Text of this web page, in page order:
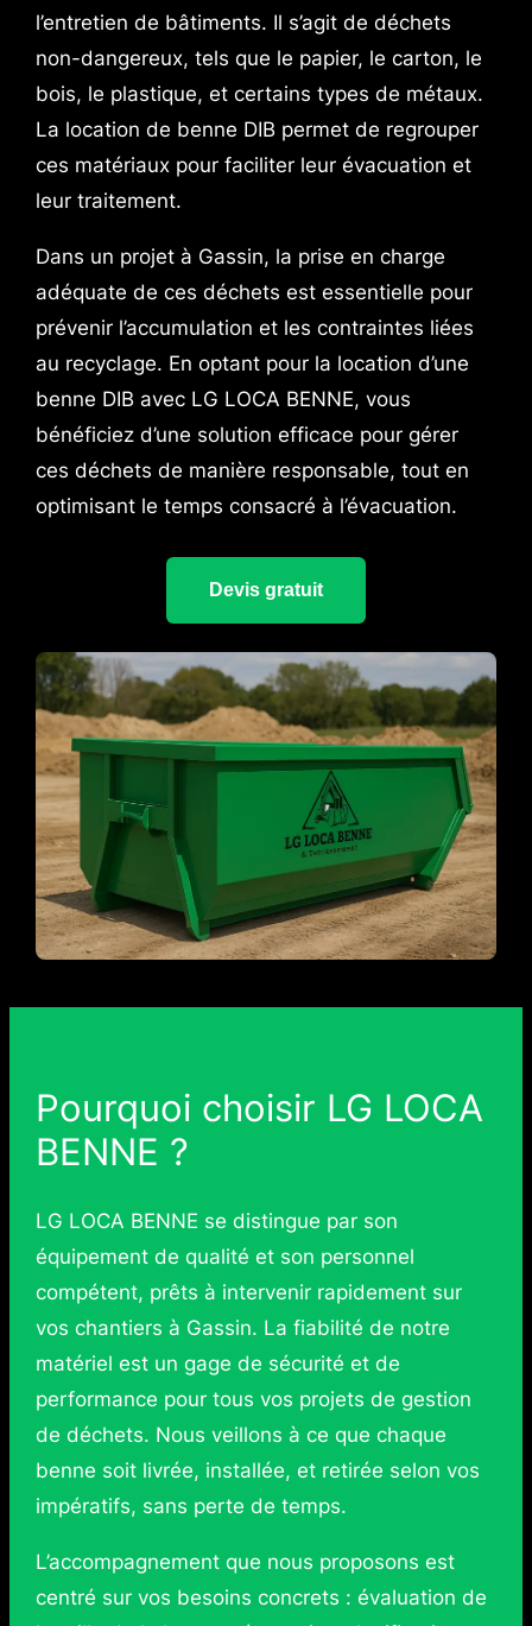
l’entretien de bâtiments. Il s’agit de déchets
non-dangereux, tels que le papier, le carton, le
bois, le plastique, et certains types de métaux.
La location de benne DIB permet de regrouper
ces matériaux pour faciliter leur évacuation et
leur traitement.
Dans un projet à Gassin, la prise en charge
adéquate de ces déchets est essentielle pour
prévenir l’accumulation et les contraintes liées
au recyclage. En optant pour la location d’une
benne DIB avec LG LOCA BENNE, vous
bénéficiez d’une solution efficace pour gérer
ces déchets de manière responsable, tout en
optimisant le temps consacré à l’évacuation.
Devis gratuit
Pourquoi choisir LG LOCA
BENNE ?
LG LOCA BENNE se distingue par son
équipement de qualité et son personnel
compétent, prêts à intervenir rapidement sur
vos chantiers à Gassin. La fiabilité de notre
matériel est un gage de sécurité et de
performance pour tous vos projets de gestion
de déchets. Nous veillons à ce que chaque
benne soit livrée, installée, et retirée selon vos
impératifs, sans perte de temps.
L’accompagnement que nous proposons est
centré sur vos besoins concrets : évaluation de